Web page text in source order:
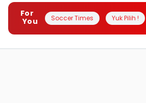
For
You
Soccer Times Yuk Pilih !